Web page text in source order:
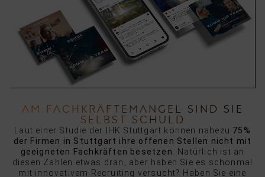
AM FACHKRÄFTEMANGEL SIND SIE
SELBST SCHULD
Laut einer Studie der IHK Stuttgart können nahezu 75%
der Firmen in Stuttgart ihre offenen Stellen nicht mit
geeigneten Fachkräften besetzen. Natürlich ist an
diesen Zahlen etwas dran, aber haben Sie es schonmal
mit innovativem Recruiting versucht? Haben Sie eine